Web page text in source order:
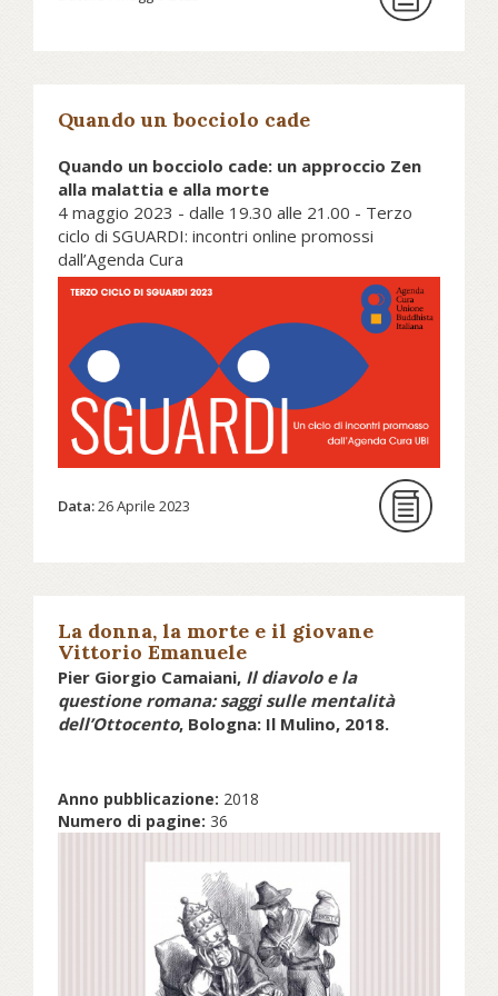
Per parlare di questi e altri temi
– ma anche da infinite potenzialità –
l’Agenda Cura dell’Unione Buddhista
on line con esperti e professionisti
Scopri come partecipare su
unionebuddhistaitaliana.it...
Quando un bocciolo cade
Quando un bocciolo cade: un approccio Zen
alla malattia e alla morte
4 maggio 2023 - dalle 19.30 alle 21.00 - Terzo
ciclo di SGUARDI: incontri online promossi
dall’Agenda Cura
Dario Doshin Girolami. Maestro
della tradizione buddhista Soto Zen
responsabile del network dei
cappellani buddhisti d’Europa
Scopri come partecipare su
Data:26 Aprile 2023
La donna, la morte e il giovane
Vittorio Emanuele
Pier Giorgio Camaiani, Il diavolo e la
questione romana: saggi sulle mentalità
dell’Ottocento, Bologna: Il Mulino, 2018.
Anno pubblicazione: 2018
Numero di pagine: 36